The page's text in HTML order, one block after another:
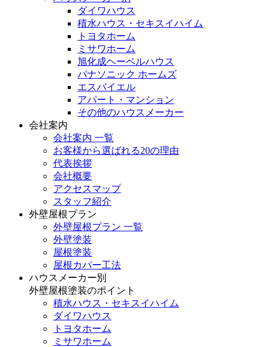
ダイワハウス
積水ハウス・セキスイハイム
トヨタホーム
ミサワホーム
旭化成ヘーベルハウス
パナソニック ホームズ
エスバイエル
アパート・マンション
その他のハウスメーカー
会社案内
会社案内 一覧
お客様から選ばれる20の理由
代表挨拶
会社概要
アクセスマップ
スタッフ紹介
外壁屋根プラン
外壁屋根プラン 一覧
外壁塗装
屋根塗装
屋根カバー工法
ハウスメーカー別
外壁屋根塗装のポイント
積水ハウス・セキスイハイム
ダイワハウス
トヨタホーム
ミサワホーム